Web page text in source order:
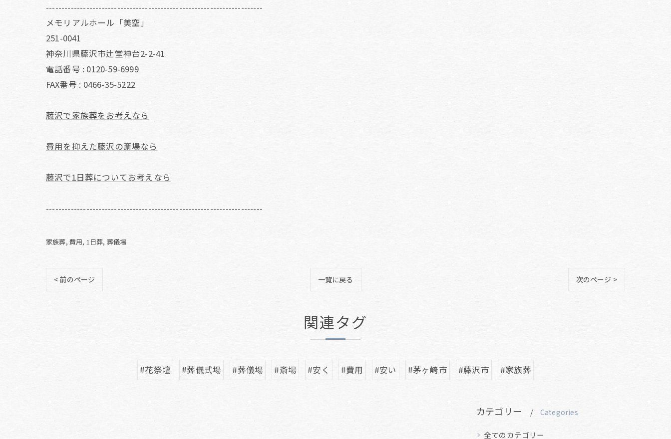
----------------------------------------------------------------------
メモリアルホール「美空」
251-0041
神奈川県藤沢市辻堂神台2-2-41
電話番号 : 0120-59-6999
FAX番号 : 0466-35-5222
藤沢で家族葬をお考えなら
費用を抑えた藤沢の斎場なら
藤沢で1日葬についてお考えなら
----------------------------------------------------------------------
家族葬 費用 1日葬 葬儀場
< 前のページ 一覧に戻る 次のページ >
関連タグ
#花祭壇 #葬儀式場 #葬儀場 #斎場 #安く #費用 #安い #茅ヶ崎市 #藤沢市 #家族葬
カテゴリー Categories
全てのカテゴリー